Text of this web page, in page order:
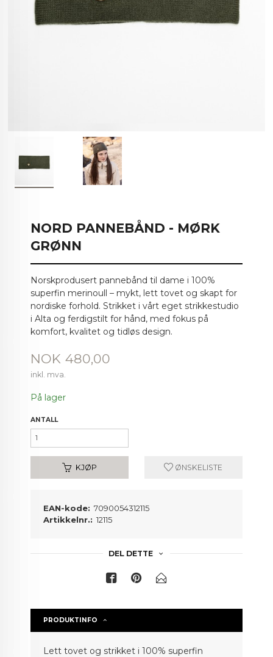
NORD PANNEBÅND - MØRK
GRØNN
Norskprodusert pannebånd til dame i 100%
superfin merinoull – mykt, lett tovet og skapt for
nordiske forhold. Strikket i vårt eget strikkestudio
i Alta og ferdigstilt for hånd, med fokus på
komfort, kvalitet og tidløs design.
Pris
NOK 480,00
inkl. mva.
På lager
ANTALL
KJØP ØNSKELISTE
EAN-kode: 7090054312115
Artikkelnr.: 12115
DEL DETTE
PRODUKTINFO
Lett tovet og strikket i 100% superfin